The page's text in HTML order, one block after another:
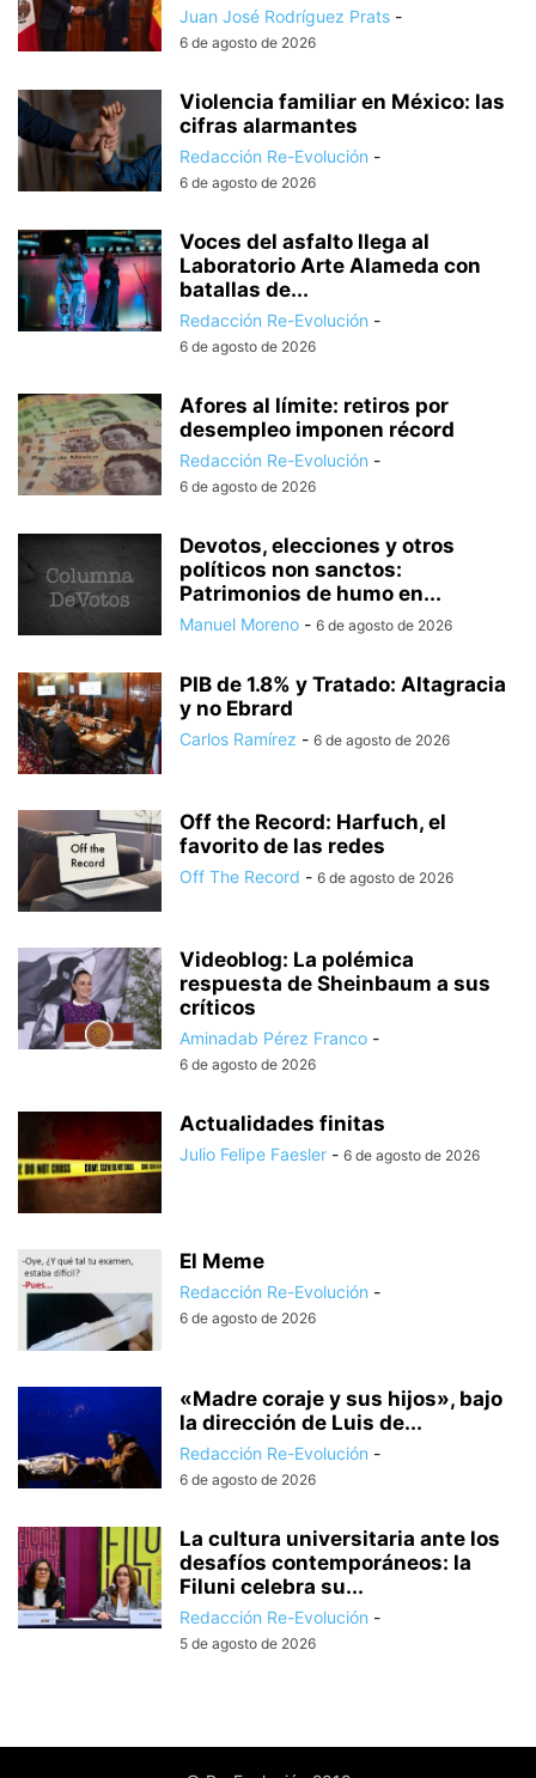
Juan José Rodríguez Prats -
6 de agosto de 2026
Violencia familiar en México: las
cifras alarmantes
Redacción Re-Evolución -
6 de agosto de 2026
Voces del asfalto llega al
Laboratorio Arte Alameda con
batallas de...
Redacción Re-Evolución -
6 de agosto de 2026
Afores al límite: retiros por
desempleo imponen récord
Redacción Re-Evolución -
6 de agosto de 2026
Devotos, elecciones y otros
políticos non sanctos:
Patrimonios de humo en...
Manuel Moreno - 6 de agosto de 2026
PIB de 1.8% y Tratado: Altagracia
y no Ebrard
Carlos Ramírez - 6 de agosto de 2026
Off the Record: Harfuch, el
favorito de las redes
Off The Record - 6 de agosto de 2026
Videoblog: La polémica
respuesta de Sheinbaum a sus
críticos
Aminadab Pérez Franco -
6 de agosto de 2026
Actualidades finitas
Julio Felipe Faesler - 6 de agosto de 2026
El Meme
Redacción Re-Evolución -
6 de agosto de 2026
«Madre coraje y sus hijos», bajo
la dirección de Luis de...
Redacción Re-Evolución -
6 de agosto de 2026
La cultura universitaria ante los
desafíos contemporáneos: la
Filuni celebra su...
Redacción Re-Evolución -
5 de agosto de 2026